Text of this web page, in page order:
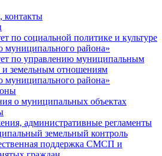
контакты
по социальной политике и культуре
муниципального района»
по управлению муниципальным
земельным отношениям
муниципального района»
о муниципальных объектах
административные регламенты
земельный контроль
поддержка СМСП и